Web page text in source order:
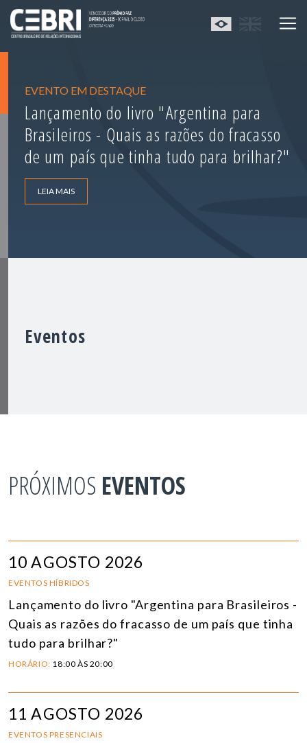
EVENTO EM DESTAQUE
Lançamento do livro "Argentina para
Brasileiros - Quais as razões do fracasso
de um país que tinha tudo para brilhar?"
LEIA MAIS
Eventos
PRÓXIMOS EVENTOS
10 AGOSTO 2026
EVENTOS HÍBRIDOS
Lançamento do livro "Argentina para Brasileiros -
Quais as razões do fracasso de um país que tinha
tudo para brilhar?"
HORÁRIO: 18:00 ÀS 20:00
11 AGOSTO 2026
EVENTOS PRESENCIAIS